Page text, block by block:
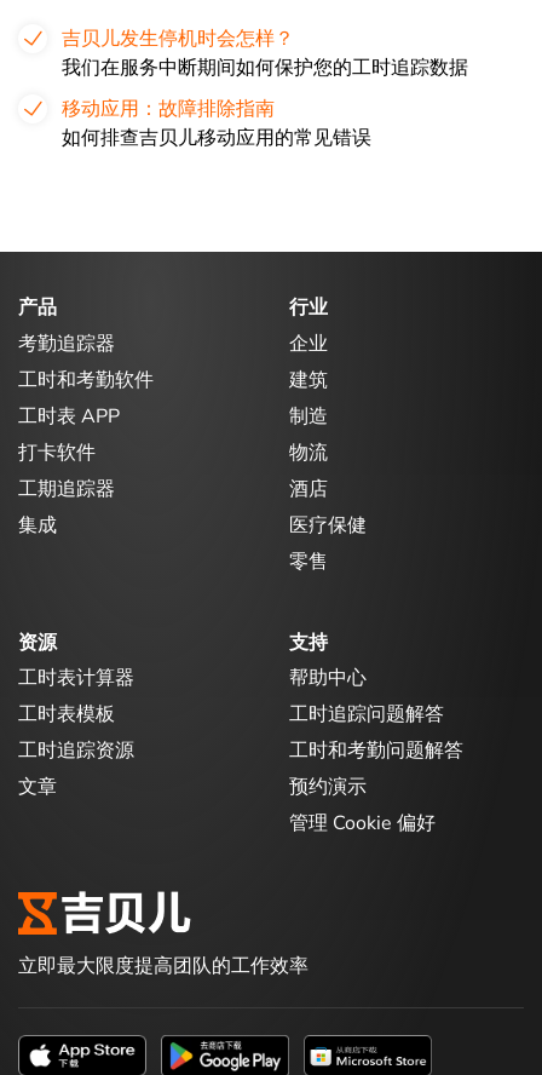
吉贝儿发生停机时会怎样？
我们在服务中断期间如何保护您的工时追踪数据
移动应用：故障排除指南
如何排查吉贝儿移动应用的常见错误
产品
考勤追踪器
工时和考勤软件
工时表 APP
打卡软件
工期追踪器
集成
行业
企业
建筑
制造
物流
酒店
医疗保健
零售
资源
工时表计算器
工时表模板
工时追踪资源
文章
支持
帮助中心
工时追踪问题解答
工时和考勤问题解答
预约演示
管理 Cookie 偏好
立即最大限度提高团队的工作效率